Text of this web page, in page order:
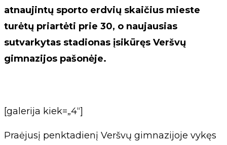
atnaujintų sporto erdvių skaičius mieste
turėtų priartėti prie 30, o naujausias
sutvarkytas stadionas įsikūręs Veršvų
gimnazijos pašonėje.
[galerija kiek=„4“]
Praėjusį penktadienį Veršvų gimnazijoje vykęs